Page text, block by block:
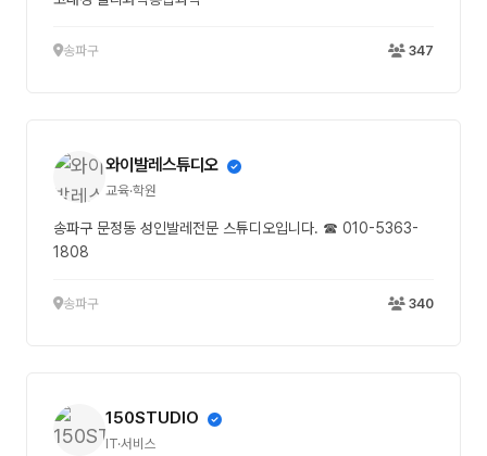
송파구 347
와이발레스튜디오
교육·학원
송파구 문정동 성인발레전문 스튜디오입니다. ☎ 010-5363-
1808
송파구 340
150STUDIO
IT·서비스